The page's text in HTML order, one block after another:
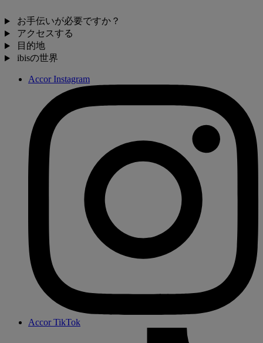
お手伝いが必要ですか？
アクセスする
目的地
ibisの世界
Accor Instagram
Accor TikTok